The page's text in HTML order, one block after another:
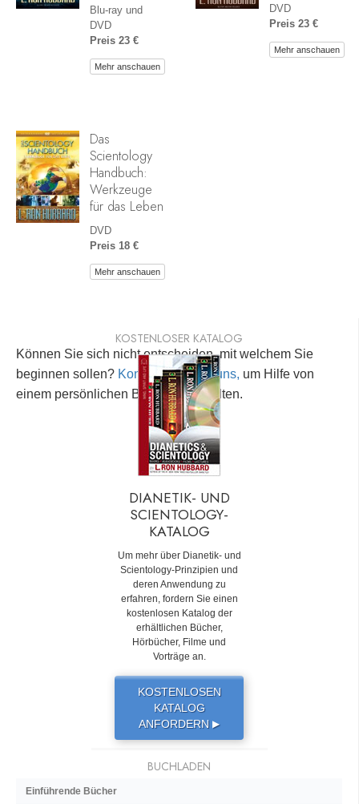
Blu-ray und
DVD
Preis 23 €
Mehr anschauen
DVD
Preis 23 €
Mehr anschauen
Das
Scientology
Handbuch:
Werkzeuge
für das Leben
DVD
Preis 18 €
Mehr anschauen
Können Sie sich nicht entscheiden, mit welchem Sie
beginnen sollen? Kontaktieren Sie uns, um Hilfe von
einem persönlichen Berater zu erhalten.
KOSTENLOSER KATALOG
DIANETIK- UND
SCIENTOLOGY-
KATALOG
Um mehr über Dianetik- und
Scientology-Prinzipien und
deren Anwendung zu
erfahren, fordern Sie einen
kostenlosen Katalog der
erhältlichen Bücher,
Hörbücher, Filme und
Vorträge an.
KOSTENLOSEN
KATALOG
ANFORDERN ▶
BUCHLADEN
Einführende Bücher